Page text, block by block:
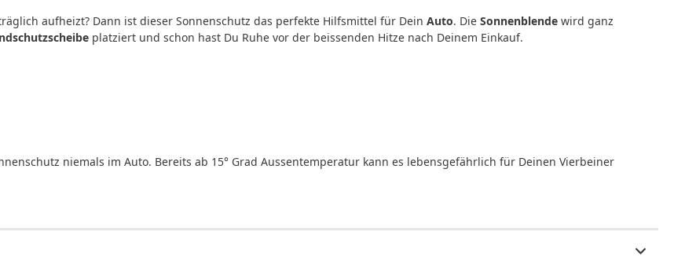
aufheizt? Dann ist dieser Sonnenschutz das perfekte Hilfsmittel für Dein Auto. Die Sonnenblende wird ganz
platziert und schon hast Du Ruhe vor der beissenden Hitze nach Deinem Einkauf.
niemals im Auto. Bereits ab 15° Grad Aussentemperatur kann es lebensgefährlich für Deinen Vierbeiner